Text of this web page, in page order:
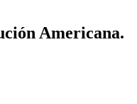
Americana.